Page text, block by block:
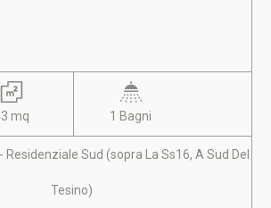
mq 1 Bagni
Sud (sopra La Ss16, A Sud Del
Tesino)